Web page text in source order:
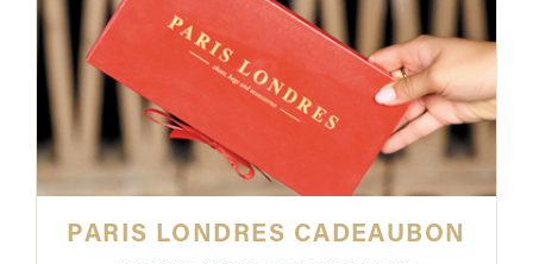
PARIS LONDRES CADEAUBON